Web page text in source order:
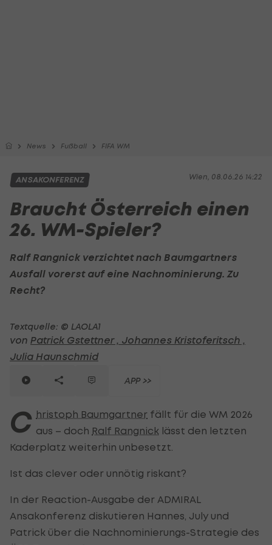
News Fußball FIFA WM
Wien, 08.06.26 14:22
ANSAKONFERENZ
Braucht Österreich einen
26. WM-Spieler?
Ralf Rangnick verzichtet nach Baumgartners
Ausfall vorerst auf eine Nachnominierung. Zu
Recht?
Textquelle: © LAOLA1
von Patrick Gstettner , Johannes Kristoferitsch ,
Julia Haunschmid
APP >>
C hristoph Baumgartner fällt für die WM 2026
aus – doch Ralf Rangnick lässt den letzten
Kaderplatz weiterhin unbesetzt.
Ist das clever oder unnötig riskant?
In der Reaction-Ausgabe der ADMIRAL
Ansakonferenz diskutieren Hannes, July und
Patrick über die Nachnominierungs-Strategie des